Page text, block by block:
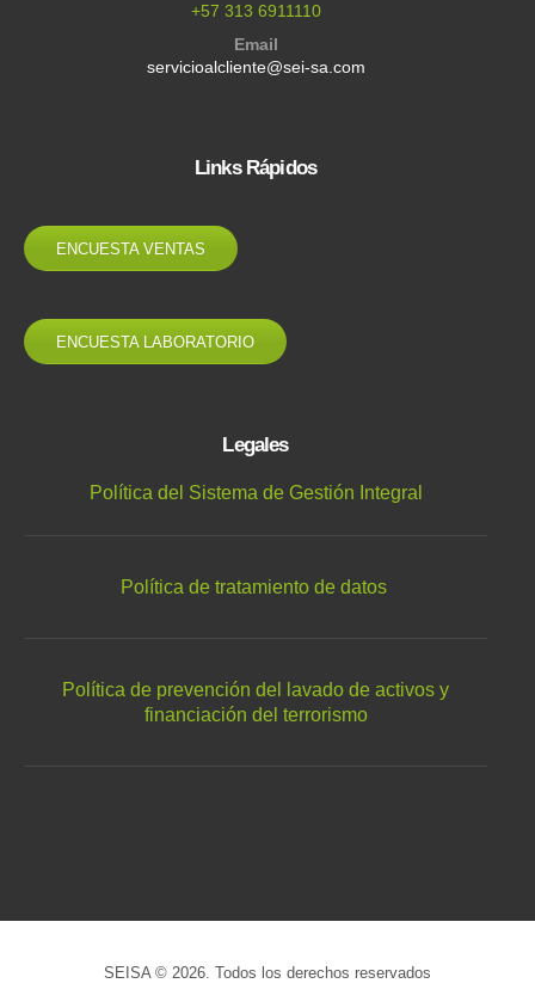
+57 313 6911110
Email
servicioalcliente@sei-sa.com
Links Rápidos
ENCUESTA VENTAS
ENCUESTA LABORATORIO
Legales
Política del Sistema de Gestión Integral
Política de tratamiento de datos
Política de prevención del lavado de activos y
financiación del terrorismo
SEISA © 2026. Todos los derechos reservados